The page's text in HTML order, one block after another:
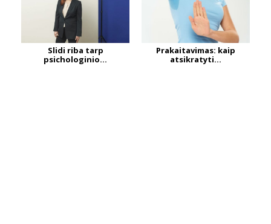
Slidi riba tarp
psichologinio...
Prakaitavimas: kaip
atsikratyti...